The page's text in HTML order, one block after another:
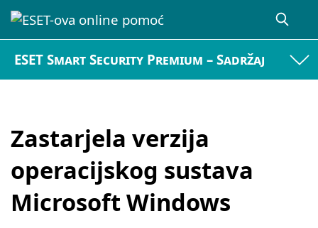
ESET Smart Security Premium – Sadržaj
Zastarjela verzija
operacijskog sustava
Microsoft Windows